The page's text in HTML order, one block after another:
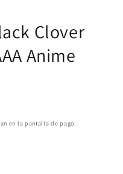
Clover
Anime
en la pantalla de pago.